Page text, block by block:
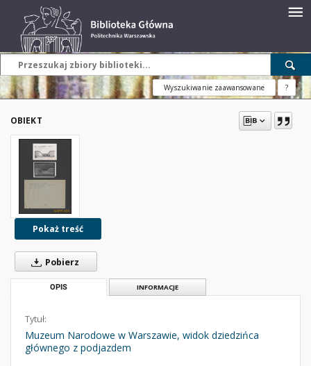
Wyszukiwanie zaawansowane ?
OBIEKT
Pokaż treść
Pobierz
OPIS INFORMACJE
Tytuł:
Muzeum Narodowe w Warszawie, widok dziedzińca
głównego z podjazdem